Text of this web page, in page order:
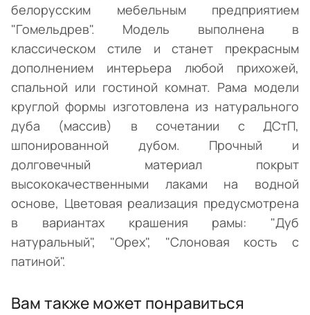
белорусским мебельным предприятием
"Гомельдрев". Модель выполнена в
классическом стиле и станет прекрасным
дополнением интерьера любой прихожей,
спальной или гостиной комнат. Рама модели
круглой формы изготовлена из натурального
дуба (массив) в сочетании с ДСтП,
шпонированной дубом. Прочный и
долговечный материал покрыт
высококачественными лаками на водной
основе, Цветовая реализация предусмотрена
в вариантах крашения рамы: "Дуб
натуральный", "Орех", "Слоновая кость с
патиной".
Вам также может понравиться